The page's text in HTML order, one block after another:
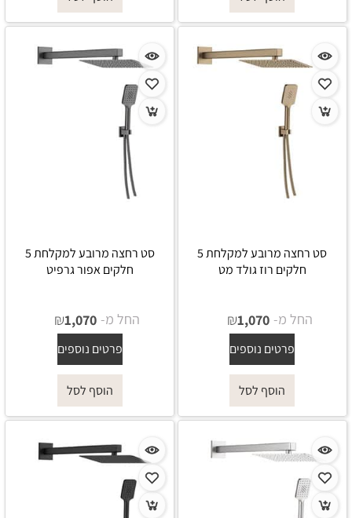
סט רחצה מרובע למקלחת 5
חלקים רוז גולד מט
החל מ- ₪1,070
פרטים נוספים
הוסף לסל
סט רחצה מרובע למקלחת 5
חלקים אפור גרפיט
החל מ- ₪1,070
פרטים נוספים
הוסף לסל